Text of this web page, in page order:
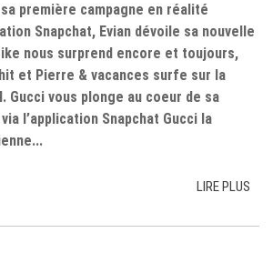
première campagne en réalité
Snapchat, Evian dévoile sa nouvelle
nous surprend encore et toujours,
et Pierre & vacances surfe sur la
Gucci vous plonge au coeur de sa
l’application Snapchat Gucci la
LIRE PLUS